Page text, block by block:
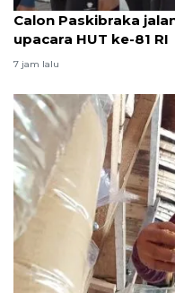
Calon Paskibraka
upacara HUT ke-81 RI
7 jam lalu